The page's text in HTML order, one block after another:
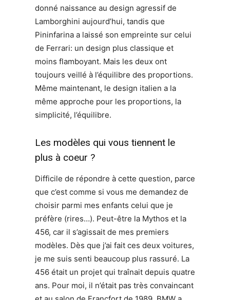
donné naissance au design agressif de
Lamborghini aujourd’hui, tandis que
Pininfarina a laissé son empreinte sur celui
de Ferrari: un design plus classique et
moins flamboyant. Mais les deux ont
toujours veillé à l’équilibre des proportions.
Même maintenant, le design italien a la
même approche pour les proportions, la
simplicité, l’équilibre.
Les modèles qui vous tiennent le
plus à coeur ?
Difficile de répondre à cette question, parce
que c’est comme si vous me demandez de
choisir parmi mes enfants celui que je
préfère (rires…). Peut-être la Mythos et la
456, car il s’agissait de mes premiers
modèles. Dès que j’ai fait ces deux voitures,
je me suis senti beaucoup plus rassuré. La
456 était un projet qui traînait depuis quatre
ans. Pour moi, il n’était pas très convaincant